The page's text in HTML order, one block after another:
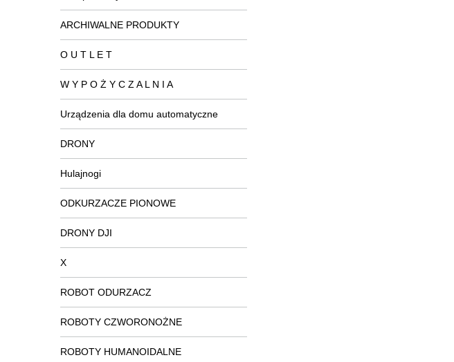
ARCHIWALNE PRODUKTY
O U T L E T
W Y P O Ż Y C Z A L N I A
Urządzenia dla domu automatyczne
DRONY
Hulajnogi
ODKURZACZE PIONOWE
DRONY DJI
X
ROBOT ODURZACZ
ROBOTY CZWORONOŻNE
ROBOTY HUMANOIDALNE